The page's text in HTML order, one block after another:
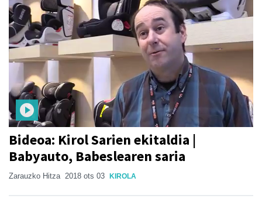
Bideoa: Kirol Sarien ekitaldia |
Babyauto, Babeslearen saria
Zarauzko Hitza 2018 ots 03 KIROLA